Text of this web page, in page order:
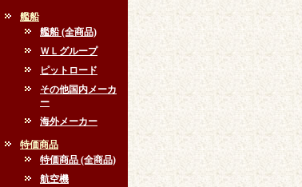
艦船
艦船 (全商品)
ＷＬグループ
ピットロード
その他国内メーカ
ー
海外メーカー
特価商品
特価商品 (全商品)
航空機